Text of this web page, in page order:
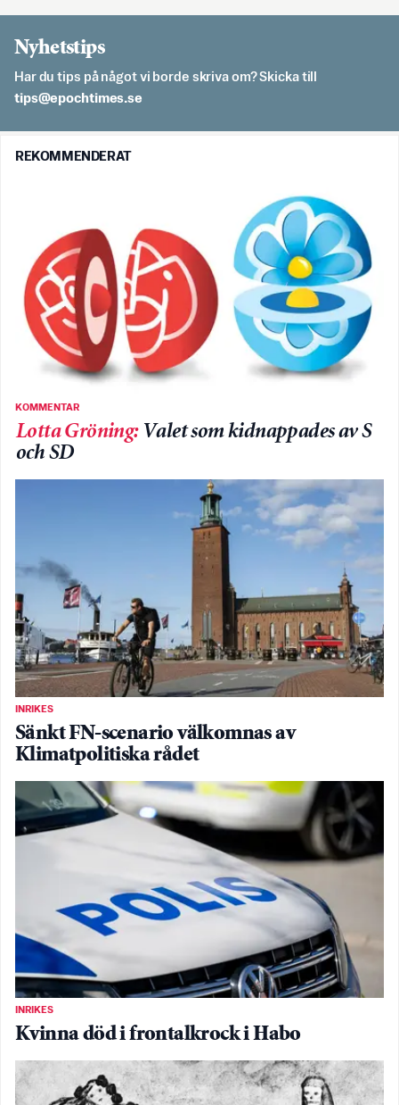
Nyhetstips
Har du tips på något vi borde skriva om? Skicka till
es.semithcope@spit
REKOMMENDERAT
KOMMENTAR
Lotta Gröning: Valet som kidnappades av S
och SD
INRIKES
Sänkt FN-scenario välkomnas av
Klimatpolitiska rådet
INRIKES
Kvinna död i frontalkrock i Habo